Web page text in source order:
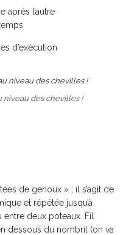
après l’autre
d’exécution
niveau des chevilles !
de genoux » ; il s’agit de
et répétée jusqu’à
deux poteaux. Fil
dessous du nombril (on va